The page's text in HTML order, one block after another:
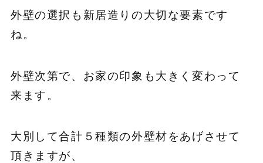
外壁の選択も新居造りの大切な要素です
ね。
外壁次第で、お家の印象も大きく変わって
来ます。
大別して合計５種類の外壁材をあげさせて
頂きますが、